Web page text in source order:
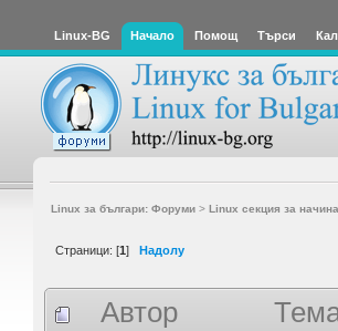
Linux-BG Начало Помощ Търси
Linux за българи: Форуми> Linux секция за
Страници: [1] Надолу
Автор